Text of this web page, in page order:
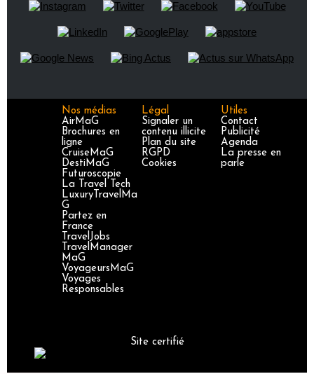
Nos médias
AirMaG
Brochures en
ligne
CruiseMaG
DestiMaG
Futuroscopie
La Travel Tech
LuxuryTravelMa
G
Partez en
France
TravelJobs
TravelManager
MaG
VoyageursMaG
Voyages
Responsables
Légal
Signaler un
contenu illicite
Plan du site
RGPD
Cookies
Utiles
Contact
Publicité
Agenda
La presse en
parle
Site certifié